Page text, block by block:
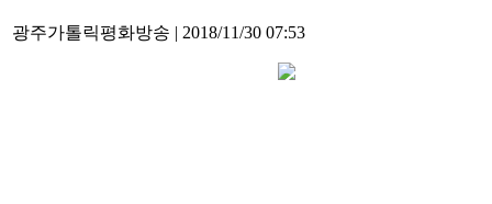
광주가톨릭평화방송 | 2018/11/30 07:53